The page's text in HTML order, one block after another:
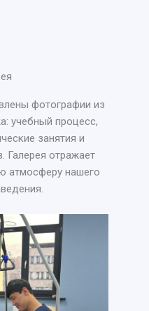
фотографии из
учебный процесс,
занятия и
Галерея отражает
атмосферу нашего